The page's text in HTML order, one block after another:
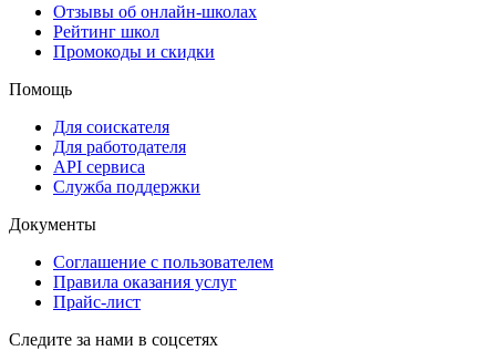
Отзывы об онлайн-школах
Рейтинг школ
Промокоды и скидки
Помощь
Для соискателя
Для работодателя
API сервиса
Служба поддержки
Документы
Соглашение с пользователем
Правила оказания услуг
Прайс-лист
Следите за нами в соцсетях